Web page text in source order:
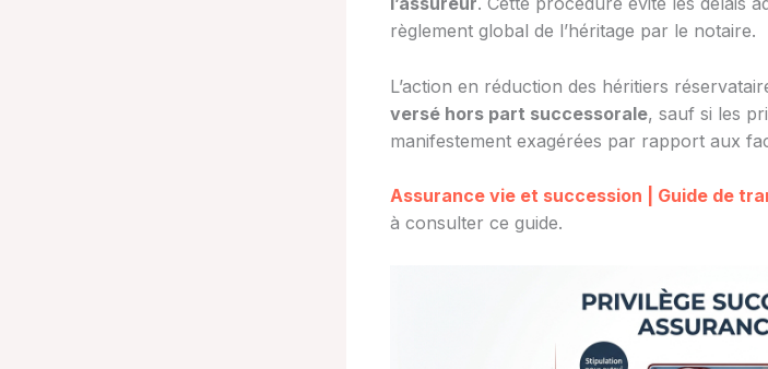
règlement global de l’héritage par le notaire.
L’action en réduction des héritiers
versé hors part successorale, sauf si les
manifestement exagérées par rapport aux
Assurance vie et succession | Guide de
à consulter ce guide.